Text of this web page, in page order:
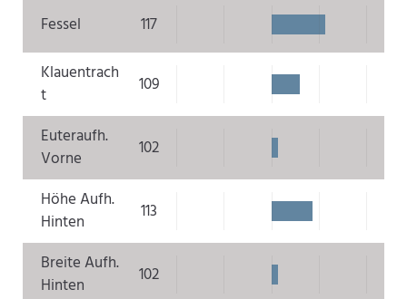
Fessel
117
Klauentrach
t
109
Euteraufh.
Vorne
102
Höhe Aufh.
Hinten
113
Breite Aufh.
Hinten
102